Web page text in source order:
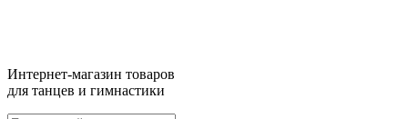
Интернет-магазин товаров
для танцев и гимнастики